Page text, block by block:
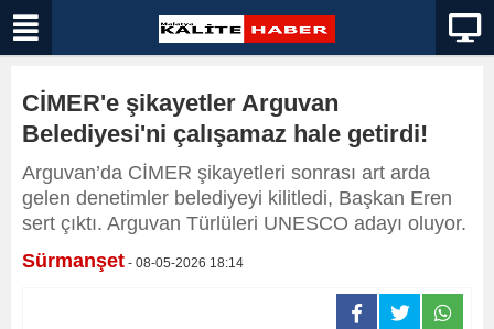
CİMER'e şikayetler Arguvan
Belediyesi'ni çalışamaz hale getirdi!
Arguvan’da CİMER şikayetleri sonrası art arda
gelen denetimler belediyeyi kilitledi, Başkan Eren
sert çıktı. Arguvan Türlüleri UNESCO adayı oluyor.
Sürmanşet - 08-05-2026 18:14